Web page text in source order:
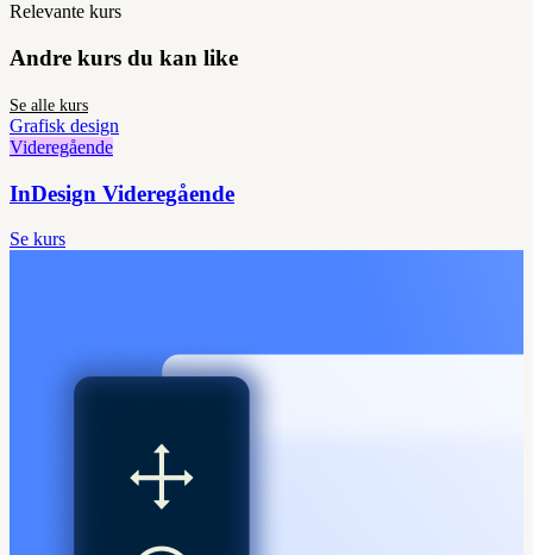
Relevante kurs
Andre kurs du kan like
Se alle kurs
Grafisk design
Videregående
InDesign Videregående
Se kurs